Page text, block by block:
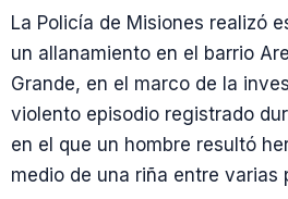
La Policía de Misiones realizó
un allanamiento en el barrio
Grande, en el marco de la
violento episodio registrado
en el que un hombre resultó
medio de una riña entre varias